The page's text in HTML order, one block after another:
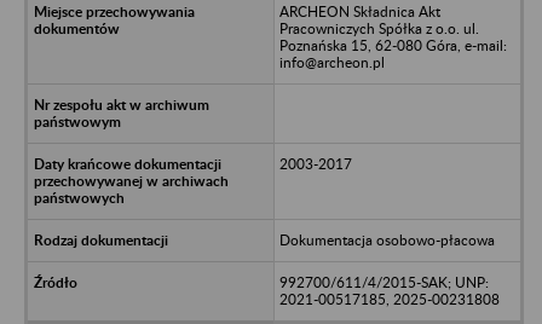
ARCHEON Składnica Akt
Pracowniczych Spółka z o.o. ul.
Poznańska 15, 62-080 Góra, e-mail:
info@archeon.pl
2003-2017
Dokumentacja osobowo-płacowa
992700/611/4/2015-SAK; UNP:
2021-00517185, 2025-00231808